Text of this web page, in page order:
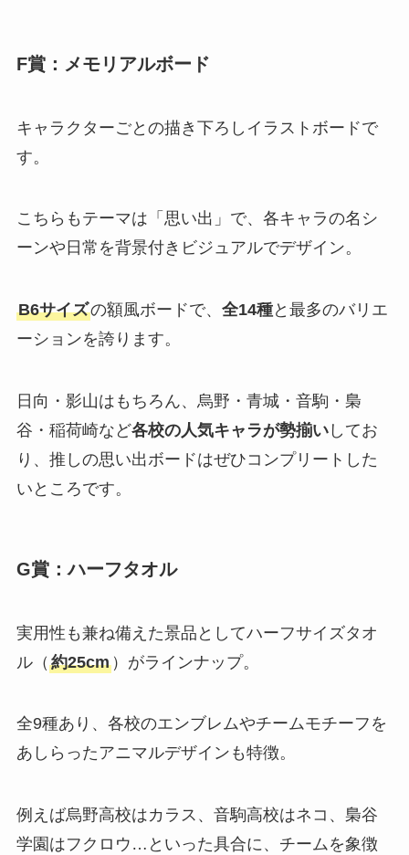
F賞：メモリアルボード
キャラクターごとの描き下ろしイラストボードで
す。
こちらもテーマは「思い出」で、各キャラの名シ
ーンや日常を背景付きビジュアルでデザイン。
B6サイズの額風ボードで、 全14種と最多のバリエ
ーションを誇ります。
日向・影山はもちろん、烏野・青城・音駒・梟
谷・稲荷崎など各校の人気キャラが勢揃いしてお
り、推しの思い出ボードはぜひコンプリートした
いところです。
G賞：ハーフタオル
実用性も兼ね備えた景品としてハーフサイズタオ
ル（ 約25cm）がラインナップ。
全9種あり、各校のエンブレムやチームモチーフを
あしらったアニマルデザインも特徴。
例えば烏野高校はカラス、音駒高校はネコ、梟谷
学園はフクロウ…といった具合に、チームを象徴